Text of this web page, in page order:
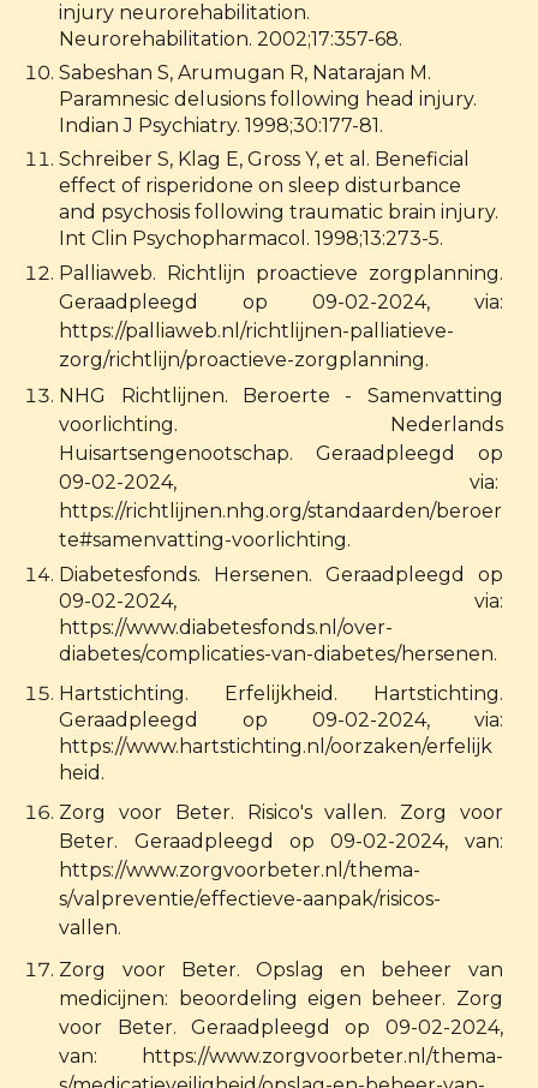
injury neurorehabilitation.
Neurorehabilitation. 2002;17:357-68.
Sabeshan S, Arumugan R, Natarajan M.
Paramnesic delusions following head injury.
Indian J Psychiatry. 1998;30:177-81.
Schreiber S, Klag E, Gross Y, et al. Beneficial
effect of risperidone on sleep disturbance
and psychosis following traumatic brain injury.
Int Clin Psychopharmacol. 1998;13:273-5.
Palliaweb. Richtlijn proactieve zorgplanning.
Geraadpleegd op 09-02-2024, via:
https://palliaweb.nl/richtlijnen-palliatieve-
zorg/richtlijn/proactieve-zorgplanning.
NHG Richtlijnen. Beroerte - Samenvatting
voorlichting. Nederlands
Huisartsengenootschap. Geraadpleegd op
09-02-2024, via:
https://richtlijnen.nhg.org/standaarden/beroer
te#samenvatting-voorlichting.
Diabetesfonds. Hersenen. Geraadpleegd op
09-02-2024, via:
https://www.diabetesfonds.nl/over-
diabetes/complicaties-van-diabetes/hersenen.
Hartstichting. Erfelijkheid. Hartstichting.
Geraadpleegd op 09-02-2024, via:
https://www.hartstichting.nl/oorzaken/erfelijk
heid.
Zorg voor Beter. Risico's vallen. Zorg voor
Beter. Geraadpleegd op 09-02-2024, van:
https://www.zorgvoorbeter.nl/thema-
s/valpreventie/effectieve-aanpak/risicos-
vallen.
Zorg voor Beter. Opslag en beheer van
medicijnen: beoordeling eigen beheer. Zorg
voor Beter. Geraadpleegd op 09-02-2024,
van: https://www.zorgvoorbeter.nl/thema-